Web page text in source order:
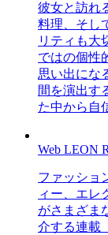
彼女と訪れ
料理、そし
リティも大
ではの個性
思い出にな
間を演出す
た中から自
Web LEON
ファッショ
ィー、エレ
がさまざま
介する連載